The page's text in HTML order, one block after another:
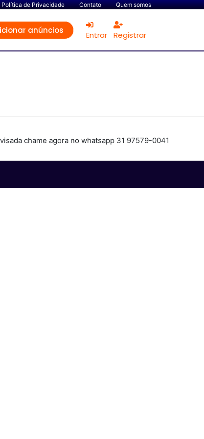
Política de Privacidade Contato Quem somos
anúncios Entrar Registrar
chame agora no whatsapp 31 97579-0041